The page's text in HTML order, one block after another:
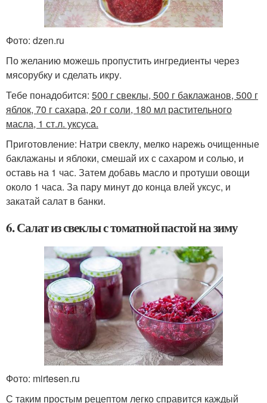
Фото: dzen.ru
По желанию можешь пропустить ингредиенты через
мясорубку и сделать икру.
Тебе понадобится: 500 г свеклы, 500 г баклажанов, 500 г
яблок, 70 г сахара, 20 г соли, 180 мл растительного
масла, 1 ст.л. уксуса.
Приготовление: Натри свеклу, мелко нарежь очищенные
баклажаны и яблоки, смешай их с сахаром и солью, и
оставь на 1 час. Затем добавь масло и протуши овощи
около 1 часа. За пару минут до конца влей уксус, и
закатай салат в банки.
6. Салат из свеклы с томатной пастой на зиму
Фото: mirtesen.ru
С таким простым рецептом легко справится каждый